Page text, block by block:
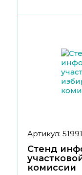
Артикул:
Стенд
комиссии